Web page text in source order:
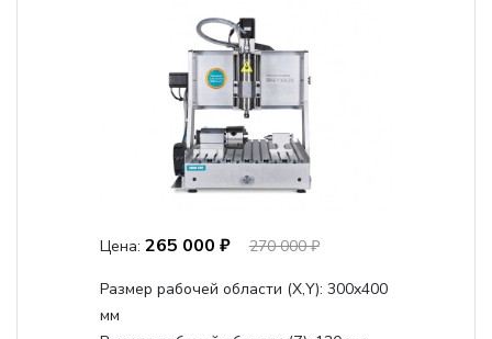
Цена: 265 000 ₽ 270 000 ₽
Размер рабочей области (Х,Y): 300x400
мм